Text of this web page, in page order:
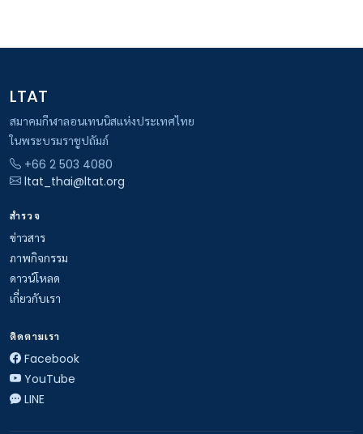
LTAT
สมาคมกีฬาลอนเทนนิสแห่งประเทศไทย
ในพระบรมราชูปถัมภ์
+66 2 503 4080
ltat_thai@ltat.org
สำรวจ
ข่าวสาร
ภาพกิจกรรม
ดาวน์โหลด
เกี่ยวกับเรา
ติดตามเรา
Facebook
YouTube
LINE